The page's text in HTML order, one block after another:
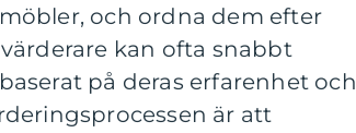
och ordna dem efter
kan ofta snabbt
på deras erfarenhet och
är att